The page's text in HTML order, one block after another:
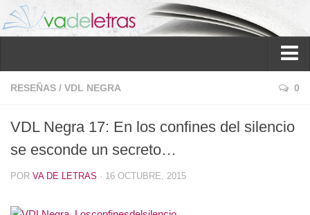
Inicio
Ver reseñas
Política de reseñas
Recomendados
Novela negra
RESEÑAS / VDL NEGRA 0
VDL Negra 17: En los confines del silencio
se esconde un secreto…
POR VA DE LETRAS · 16 OCTUBRE, 2015